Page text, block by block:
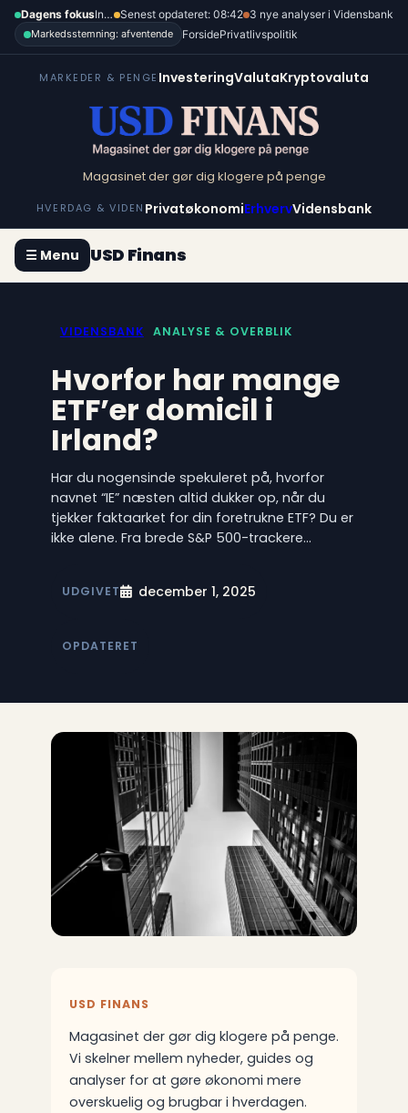
Spring
indhold
Dagens fokus Inflation, renter og dollar Senest opdateret: 08:42 3 nye analyser i Vidensbank
Markedsstemning: afventende ForsidePrivatlivspolitik
MARKEDER & PENGE InvesteringValutaKryptovaluta
Magasinet der gør dig klogere på penge
HVERDAG & VIDEN PrivatøkonomiErhvervVidensbank
☰ Menu USD Finans
VIDENSBANK ANALYSE & OVERBLIK
Hvorfor har mange
ETF’er domicil i
Irland?
Har du nogensinde spekuleret på, hvorfor
navnet “IE” næsten altid dukker op, når du
tjekker fakta­arket for din foretrukne ETF? Du er
ikke alene. Fra brede S&P 500-trackere…
UDGIVET december 1, 2025
OPDATERET
USD FINANS
Magasinet der gør dig klogere på penge.
Vi skelner mellem nyheder, guides og
analyser for at gøre økonomi mere
overskuelig og brugbar i hverdagen.